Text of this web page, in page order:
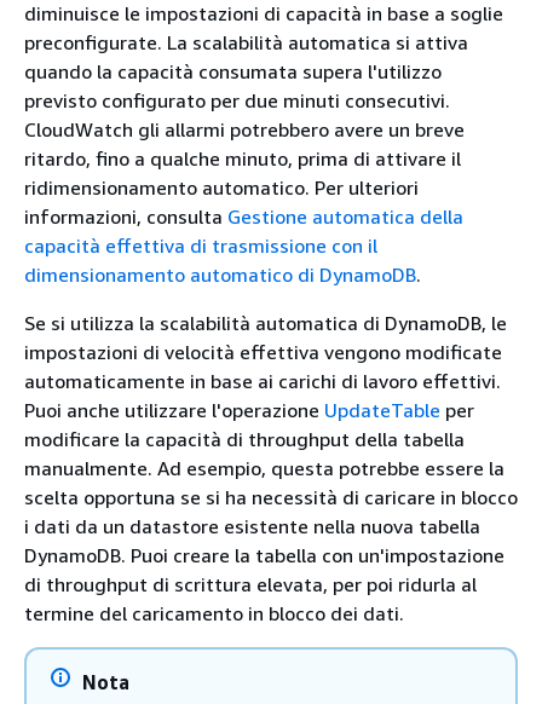
diminuisce le impostazioni di capacità in base a soglie
preconfigurate. La scalabilità automatica si attiva
quando la capacità consumata supera l'utilizzo
previsto configurato per due minuti consecutivi.
CloudWatch gli allarmi potrebbero avere un breve
ritardo, fino a qualche minuto, prima di attivare il
ridimensionamento automatico. Per ulteriori
informazioni, consulta Gestione automatica della
capacità effettiva di trasmissione con il
dimensionamento automatico di DynamoDB.
Se si utilizza la scalabilità automatica di DynamoDB, le
impostazioni di velocità effettiva vengono modificate
automaticamente in base ai carichi di lavoro effettivi.
Puoi anche utilizzare l'operazione UpdateTable per
modificare la capacità di throughput della tabella
manualmente. Ad esempio, questa potrebbe essere la
scelta opportuna se si ha necessità di caricare in blocco
i dati da un datastore esistente nella nuova tabella
DynamoDB. Puoi creare la tabella con un'impostazione
di throughput di scrittura elevata, per poi ridurla al
termine del caricamento in blocco dei dati.
Nota